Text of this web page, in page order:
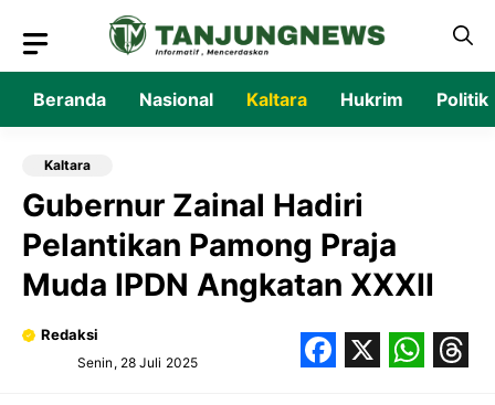
isi
Beranda Nasional Kaltara Hukrim Politik
Kaltara
Gubernur Zainal Hadiri
Pelantikan Pamong Praja
Muda IPDN Angkatan XXXII
Redaksi
Senin, 28 Juli 2025